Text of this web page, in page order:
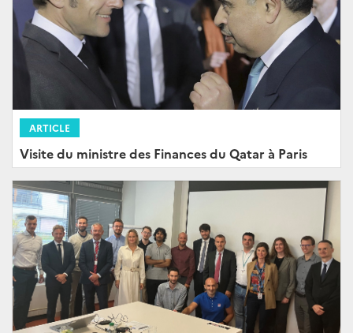
ARTICLE
Visite du ministre des Finances du Qatar à Paris